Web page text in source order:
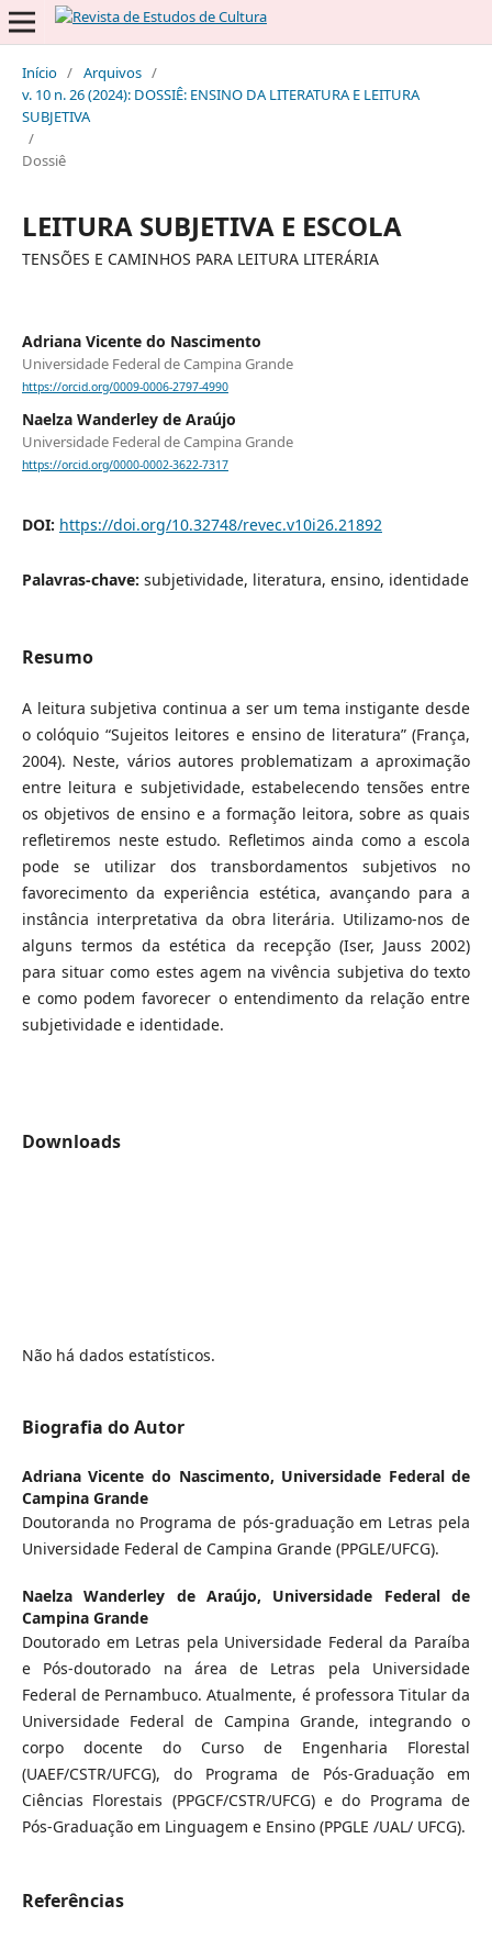
Início / Arquivos /
v. 10 n. 26 (2024): DOSSIÊ: ENSINO DA LITERATURA E LEITURA
SUBJETIVA
/
Dossiê
LEITURA SUBJETIVA E ESCOLA
TENSÕES E CAMINHOS PARA LEITURA LITERÁRIA
Adriana Vicente do Nascimento
Universidade Federal de Campina Grande
https://orcid.org/0009-0006-2797-4990
Naelza Wanderley de Araújo
Universidade Federal de Campina Grande
https://orcid.org/0000-0002-3622-7317
DOI: https://doi.org/10.32748/revec.v10i26.21892
Palavras-chave: subjetividade, literatura, ensino, identidade
Resumo
A leitura subjetiva continua a ser um tema instigante desde
o colóquio “Sujeitos leitores e ensino de literatura” (França,
2004). Neste, vários autores problematizam a aproximação
entre leitura e subjetividade, estabelecendo tensões entre
os objetivos de ensino e a formação leitora, sobre as quais
refletiremos neste estudo. Refletimos ainda como a escola
pode se utilizar dos transbordamentos subjetivos no
favorecimento da experiência estética, avançando para a
instância interpretativa da obra literária. Utilizamo-nos de
alguns termos da estética da recepção (Iser, Jauss 2002)
para situar como estes agem na vivência subjetiva do texto
e como podem favorecer o entendimento da relação entre
subjetividade e identidade.
Downloads
Não há dados estatísticos.
Biografia do Autor
Adriana Vicente do Nascimento, Universidade Federal de
Campina Grande
Doutoranda no Programa de pós-graduação em Letras pela
Universidade Federal de Campina Grande (PPGLE/UFCG).
Naelza Wanderley de Araújo, Universidade Federal de
Campina Grande
Doutorado em Letras pela Universidade Federal da Paraíba
e Pós-doutorado na área de Letras pela Universidade
Federal de Pernambuco. Atualmente, é professora Titular da
Universidade Federal de Campina Grande, integrando o
corpo docente do Curso de Engenharia Florestal
(UAEF/CSTR/UFCG), do Programa de Pós-Graduação em
Ciências Florestais (PPGCF/CSTR/UFCG) e do Programa de
Pós-Graduação em Linguagem e Ensino (PPGLE /UAL/ UFCG).
Referências